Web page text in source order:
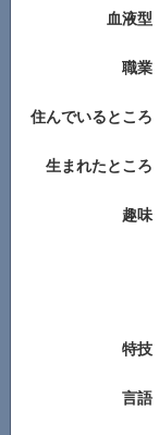
血液型
職業
住んでいるところ
生まれたところ
趣味
特技
言語